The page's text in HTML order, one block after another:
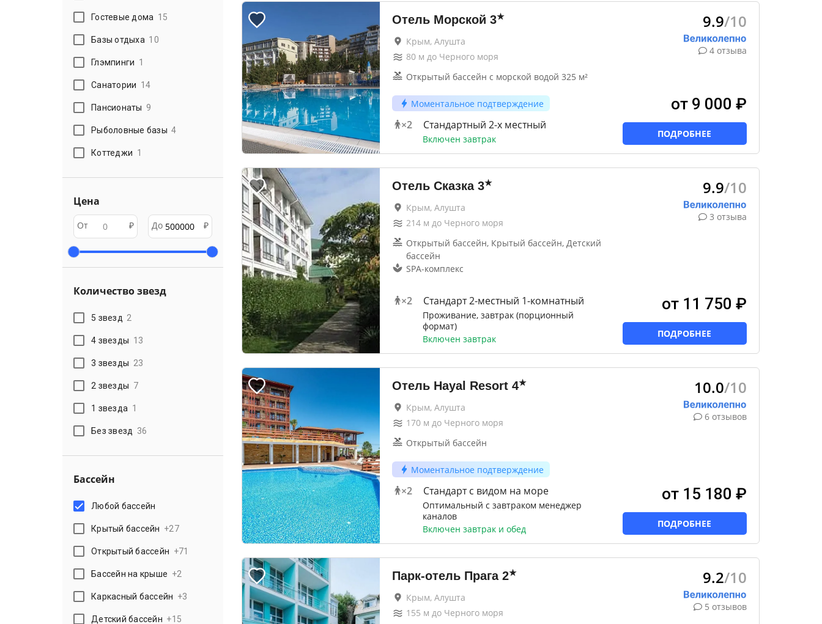
Гостевые дома 15
Базы отдыха 10
Глэмпинги 1
Санатории 14
Пансионаты 9
Рыболовные базы 4
Коттеджи 1
Цена
От ₽ До ₽
Количество звезд
5 звезд 2
4 звезды 13
3 звезды 23
2 звезды 7
1 звезда 1
Без звезд 36
Бассейн
Любой бассейн
Крытый бассейн +27
Открытый бассейн +71
Бассейн на крыше +2
Каркасный бассейн +3
Детский бассейн +15
Отель Морской 3★
Крым, Алушта
80м до Черного моря
Открытый бассейн с морской водой 325 м²
Моментальное подтверждение
×2 Стандартный 2-х местный
Включен завтрак
9.9/10
4 отзыва
от 9 000 ₽
ПОДРОБНЕЕ
Отель Сказка 3★
Крым, Алушта
214м до Черного моря
Открытый бассейн, Крытый бассейн, Детский
бассейн
SPA-комплекс
×2 Стандарт 2-местный 1-комнатный
Проживание, завтрак (порционный
формат)
Включен завтрак
9.9/10
3 отзыва
от 11 750 ₽
ПОДРОБНЕЕ
Отель Hayal Resort 4★
Крым, Алушта
170м до Черного моря
Открытый бассейн
Моментальное подтверждение
×2 Стандарт с видом на море
Оптимальный с завтраком менеджер
каналов
Включен завтрак и обед
10.0/10
6 отзывов
от 15 180 ₽
ПОДРОБНЕЕ
Парк-отель Прага 2★
Крым, Алушта
155 м до Черного моря
9.2/10
5 отзывов